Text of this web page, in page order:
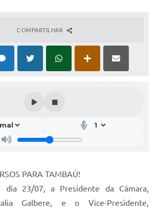
COMPARTILHAR
PARA TAMBAÚ!
dia 23/07, a Presidente da Câmara,
Galbere, e o Vice-Presidente,